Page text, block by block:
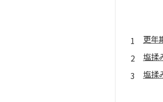
更年
塩揉
塩揉
塩